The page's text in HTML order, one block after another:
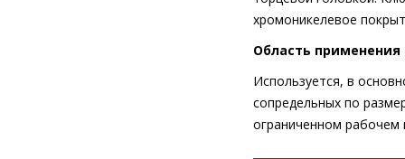
хромоникелевое
Область применения
Используется, в
сопредельных по
ограниченном рабочем